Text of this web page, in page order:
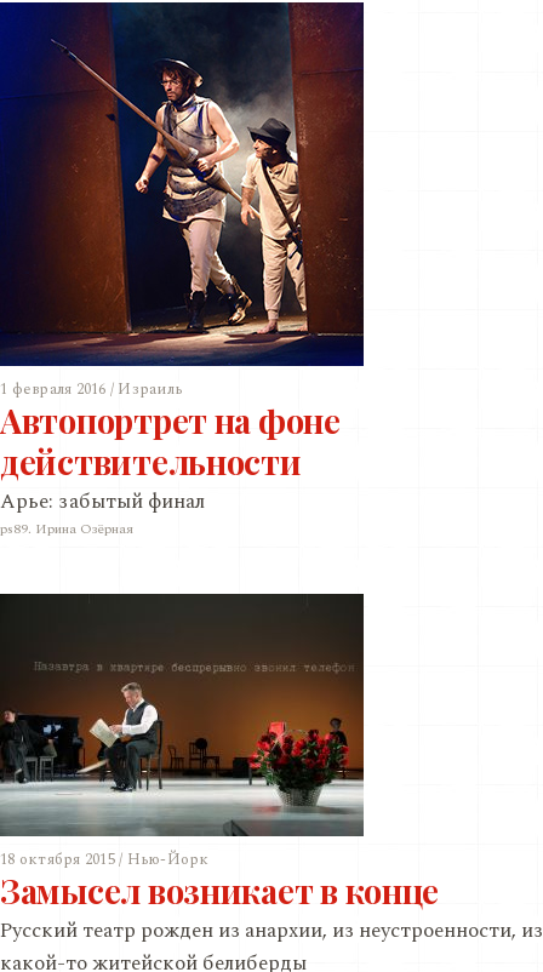
1 февраля 2016 / Израиль
Автопортрет на фоне
действительности
Арье: забытый финал
ps89. Ирина Озёрная
18 октября 2015 / Нью-Йорк
Замысел возникает в конце
Русский театр рожден из анархии, из неустроенности, из
какой-то житейской белиберды